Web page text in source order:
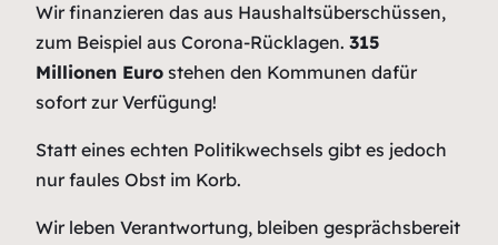
Wir finanzieren das aus Haushaltsüberschüssen,
zum Beispiel aus Corona-Rücklagen. 315
Millionen Euro stehen den Kommunen dafür
sofort zur Verfügung!
Statt eines echten Politikwechsels gibt es jedoch
nur faules Obst im Korb.
Wir leben Verantwortung, bleiben gesprächsbereit